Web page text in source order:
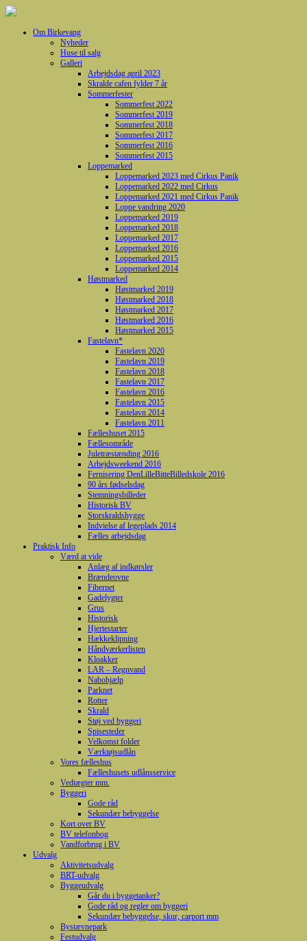
Om Birkevang
Nyheder
Huse til salg
Galleri
Arbejdsdag april 2023
Skralde cafen fylder 7 år
Sommerfester
Sommerfest 2022
Sommerfest 2019
Sommerfest 2018
Sommerfest 2017
Sommerfest 2016
Sommerfest 2015
Loppemarked
Loppemarked 2023 med Cirkus Panik
Loppemarked 2022 med Cirkus
Loppemarked 2021 med Cirkus Panik
Loppe vandring 2020
Loppemarked 2019
Loppemarked 2018
Loppemarked 2017
Loppemarked 2016
Loppemarked 2015
Loppemarked 2014
Høstmarked
Høstmarked 2019
Høstmarked 2018
Høstmarked 2017
Høstmarked 2016
Høstmarked 2015
Fastelavn*
Fastelavn 2020
Fastelavn 2019
Fastelavn 2018
Fastelavn 2017
Fastelavn 2016
Fastelavn 2015
Fastelavn 2014
Fastelavn 2011
Fælleshuset 2015
Fællesområde
Juletræstænding 2016
Arbejdsweekend 2016
Fernisering DenLilleBitteBilledskole 2016
90 års fødselsdag
Stemningsbilleder
Historisk BV
Storskraldshygge
Indvielse af legeplads 2014
Fælles arbejdsdag
Praktisk Info
Værd at vide
Anlæg af indkørsler
Brændeovne
Fibernet
Gadelygter
Grus
Historisk
Hjertestarter
Hækkeklipning
Håndværkerlisten
Kloakker
LAR – Regnvand
Nabohjælp
Parknet
Rotter
Skrald
Støj ved byggeri
Spisesteder
Velkomst folder
Værktøjsudlån
Vores fælleshus
Fælleshusets udlånsservice
Vedtægter mm.
Byggeri
Gode råd
Sekundær bebyggelse
Kort over BV
BV telefonbog
Vandforbrug i BV
Udvalg
Aktivitetsudvalg
BRT-udvalg
Byggeudvalg
Går du i byggetanker?
Gode råd og regler om byggeri
Sekundær bebyggelse, skur, carport mm
Bystævnepark
Festudvalg